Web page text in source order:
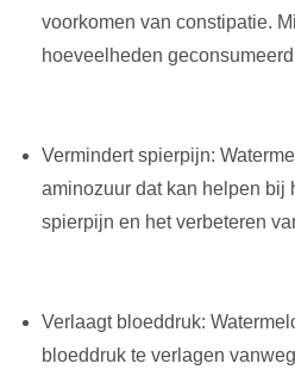
voorkomen van constipatie.
hoeveelheden
Vermindert spierpijn:
aminozuur dat kan helpen bij
spierpijn en het verbeteren
Verlaagt bloeddruk:
bloeddruk te verlagen